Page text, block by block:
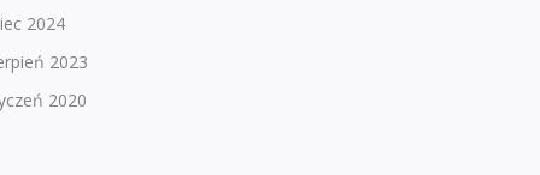
2024
2023
2020